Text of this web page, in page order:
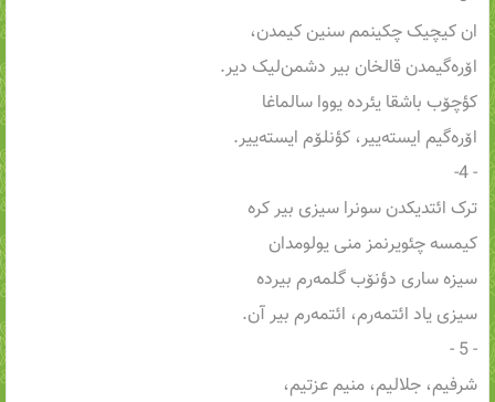
ان کیچیک چکینمم سنین کیمدن،
اۆره‌گیمدن قالخان بیر دشمن‌لیک دیر.
کؤچۆب باشقا یئرده یووا سالماغا
اۆره‌گیم ایسته‌ییر، کؤنلۆم ایسته‌ییر.
- 4-
ترک ائتدیکدن سونرا سیزی بیر کره
کیمسه چئویرنمز منی یولومدان
سیزه ساری دؤنۆب گلمه‌رم بیرده
سیزی یاد ائتمه‌رم، ائتمه‌رم بیر آن.
- 5 -
شرفیم، جلالیم، منیم عزتیم،